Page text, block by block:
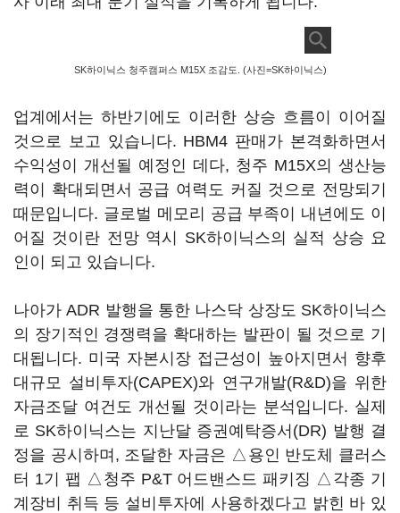
SK하이닉스 청주캠퍼스 M15X 조감도. (사진=SK하이닉스)
업계에서는 하반기에도 이러한 상승 흐름이 이어질
것으로 보고 있습니다. HBM4 판매가 본격화하면서
수익성이 개선될 예정인 데다, 청주 M15X의 생산능
력이 확대되면서 공급 여력도 커질 것으로 전망되기
때문입니다. 글로벌 메모리 공급 부족이 내년에도 이
어질 것이란 전망 역시 SK하이닉스의 실적 상승 요
인이 되고 있습니다.
나아가 ADR 발행을 통한 나스닥 상장도 SK하이닉스
의 장기적인 경쟁력을 확대하는 발판이 될 것으로 기
대됩니다. 미국 자본시장 접근성이 높아지면서 향후
대규모 설비투자(CAPEX)와 연구개발(R&D)을 위한
자금조달 여건도 개선될 것이라는 분석입니다. 실제
로 SK하이닉스는 지난달 증권예탁증서(DR) 발행 결
정을 공시하며, 조달한 자금은 △용인 반도체 클러스
터 1기 팹 △청주 P&T 어드밴스드 패키징 △각종 기
계장비 취득 등 설비투자에 사용하겠다고 밝힌 바 있